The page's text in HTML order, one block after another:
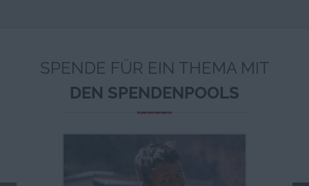
SPENDE FÜR EIN THEMA MIT
DEN SPENDENPOOLS